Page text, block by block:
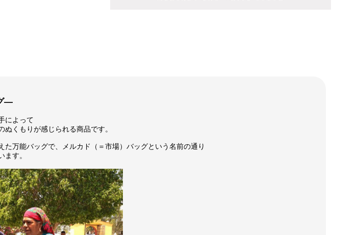
―
によって
くもりが感じられる商品です。
た万能バッグで、メルカド（＝市場）バッグという名前の通り
ます。